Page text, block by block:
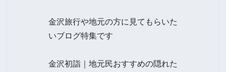
金沢旅行や地元の方に見てもらいた
いブログ特集です
金沢初詣｜地元民おすすめの隠れた